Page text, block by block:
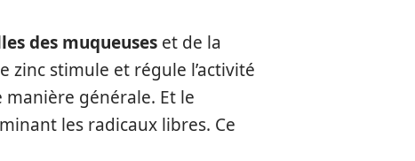
des muqueuses et de la
zinc stimule et régule l’activité
générale. Et le
les radicaux libres. Ce